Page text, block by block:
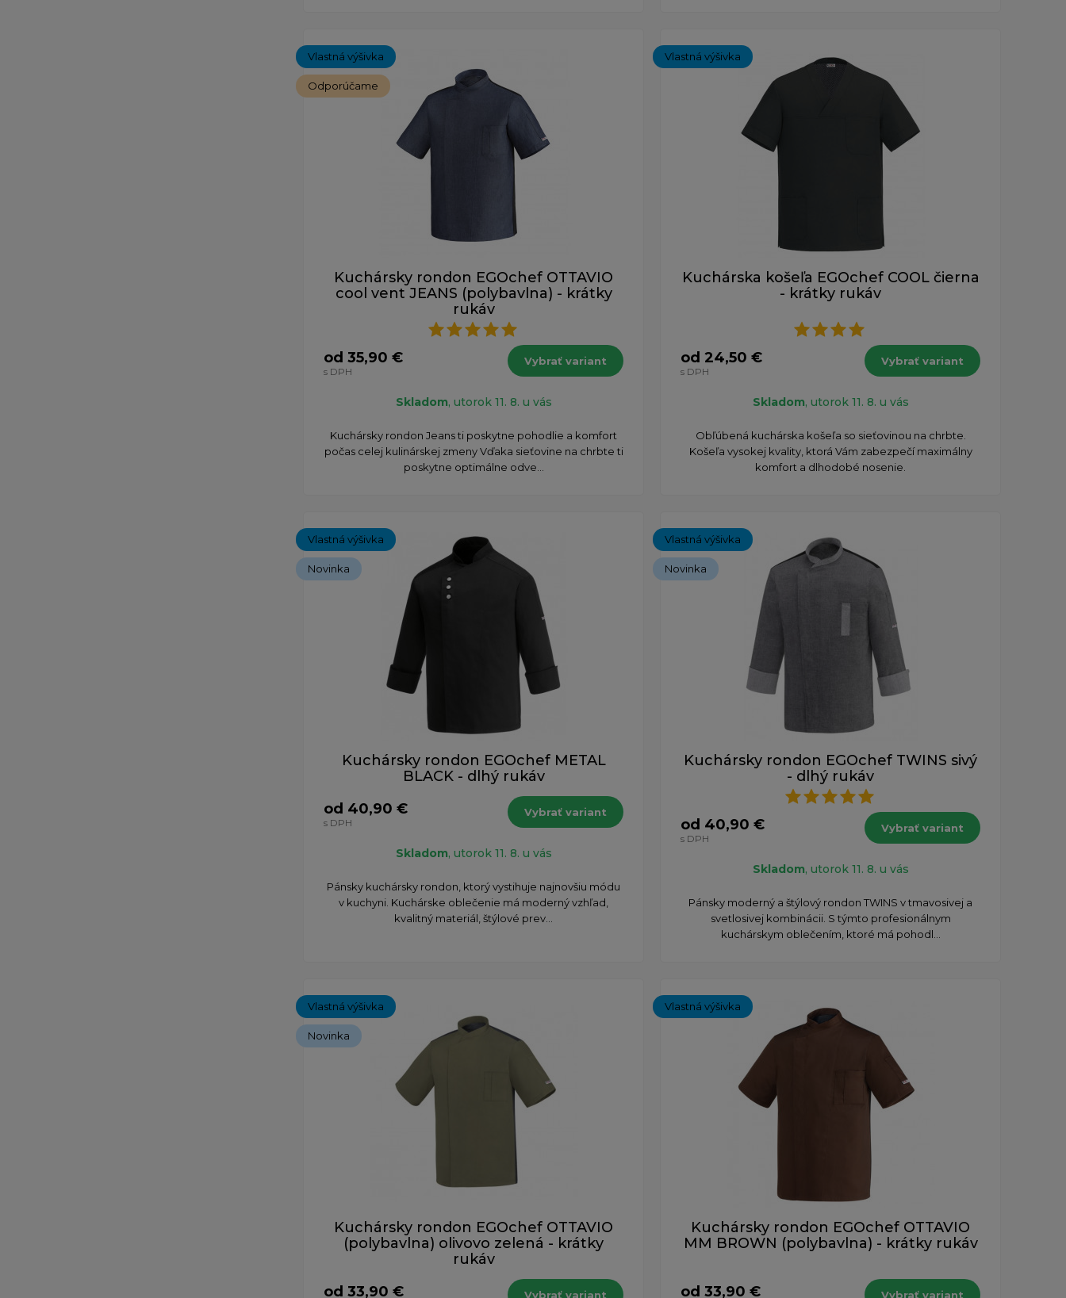
Vlastná výšivka
Odporúčame
Kuchársky rondon EGOchef OTTAVIO
cool vent JEANS (polybavlna) - krátky
rukáv
od 35,90 €
s DPH
Vybrať variant
Skladom, utorok 11. 8. u vás
Kuchársky rondon Jeans ti poskytne pohodlie a komfort
počas celej kulinárskej zmeny Vďaka sieťovine na chrbte ti
poskytne optimálne odve...
Vlastná výšivka
Kuchárska košeľa EGOchef COOL čierna
- krátky rukáv
od 24,50 €
s DPH
Vybrať variant
Skladom, utorok 11. 8. u vás
Obľúbená kuchárska košeľa so sieťovinou na chrbte.
Košeľa vysokej kvality, ktorá Vám zabezpečí maximálny
komfort a dlhodobé nosenie.
Vlastná výšivka
Novinka
Kuchársky rondon EGOchef METAL
BLACK - dlhý rukáv
od 40,90 €
s DPH
Vybrať variant
Skladom, utorok 11. 8. u vás
Pánsky kuchársky rondon, ktorý vystihuje najnovšiu módu
v kuchyni. Kuchárske oblečenie má moderný vzhľad,
kvalitný materiál, štýlové prev...
Vlastná výšivka
Novinka
Kuchársky rondon EGOchef TWINS sivý
- dlhý rukáv
od 40,90 €
s DPH
Vybrať variant
Skladom, utorok 11. 8. u vás
Pánsky moderný a štýlový rondon TWINS v tmavosivej a
svetlosivej kombinácii. S týmto profesionálnym
kuchárskym oblečením, ktoré má pohodl...
Vlastná výšivka
Novinka
Kuchársky rondon EGOchef OTTAVIO
(polybavlna) olivovo zelená - krátky
rukáv
od 33,90 €
Vybrať variant
Vlastná výšivka
Kuchársky rondon EGOchef OTTAVIO
MM BROWN (polybavlna) - krátky rukáv
od 33,90 € Vybrať variant